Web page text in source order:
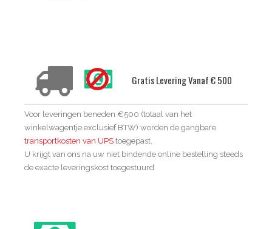
Delivery Conditions
Gratis Levering Vanaf € 500
Voor leveringen beneden €500 (totaal van het
winkelwagentje exclusief BTW) worden de gangbare
transportkosten van UPS toegepast.
U krijgt van ons na uw niet bindende online bestelling steeds
de exacte leveringskost toegestuurd